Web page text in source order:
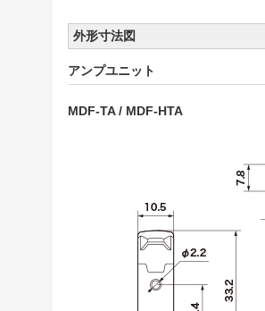
外形寸法図
アンプユニット
MDF-TA / MDF-HTA